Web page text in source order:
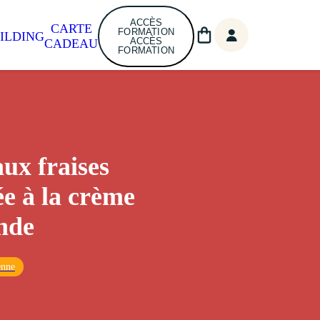
CARTE
CADEAU
ACCÈS
FORMATION
ACCÈS
FORMATION
fraises
à la crème